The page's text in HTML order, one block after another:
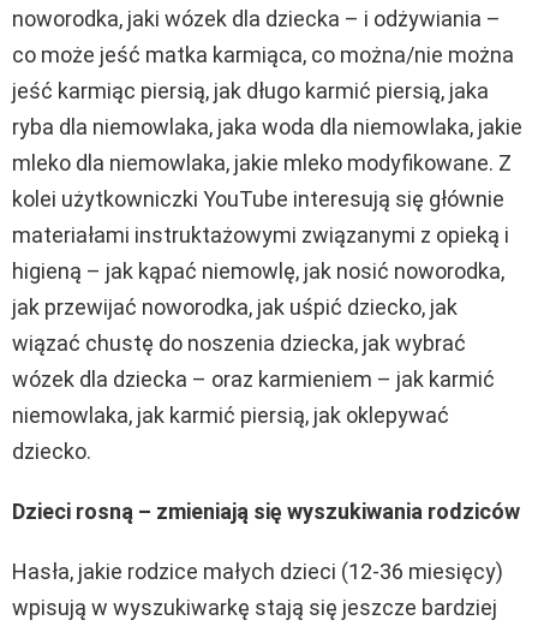
noworodka, jaki wózek dla dziecka – i odżywiania –
co może jeść matka karmiąca, co można/nie można
jeść karmiąc piersią, jak długo karmić piersią, jaka
ryba dla niemowlaka, jaka woda dla niemowlaka, jakie
mleko dla niemowlaka, jakie mleko modyfikowane. Z
kolei użytkowniczki YouTube interesują się głównie
materiałami instruktażowymi związanymi z opieką i
higieną – jak kąpać niemowlę, jak nosić noworodka,
jak przewijać noworodka, jak uśpić dziecko, jak
wiązać chustę do noszenia dziecka, jak wybrać
wózek dla dziecka – oraz karmieniem – jak karmić
niemowlaka, jak karmić piersią, jak oklepywać
dziecko.
Dzieci rosną – zmieniają się wyszukiwania rodziców
Hasła, jakie rodzice małych dzieci (12-36 miesięcy)
wpisują w wyszukiwarkę stają się jeszcze bardziej